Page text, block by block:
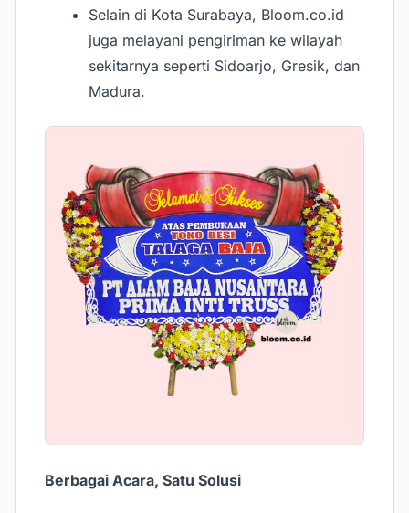
Selain di Kota Surabaya, Bloom.co.id
juga melayani pengiriman ke wilayah
sekitarnya seperti Sidoarjo, Gresik, dan
Madura.
Berbagai Acara, Satu Solusi